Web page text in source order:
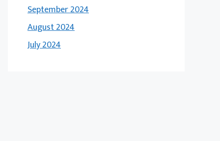
September 2024
August 2024
July 2024